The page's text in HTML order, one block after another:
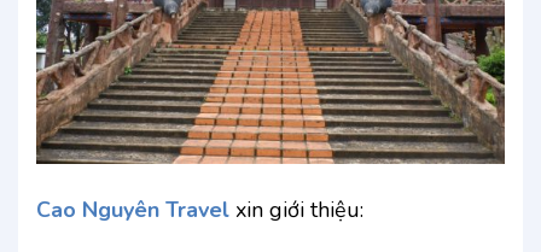
Cao Nguyên Travel xin giới thiệu: